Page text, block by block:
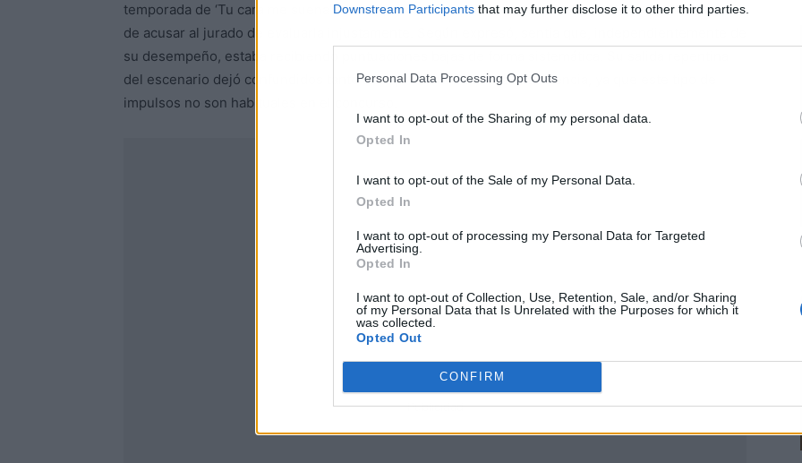
Downstream Participants that may further disclose it to other third parties.
Personal Data Processing Opt Outs
I want to opt-out of the Sharing of my personal data.
Opted In
I want to opt-out of the Sale of my Personal Data.
Opted In
I want to opt-out of processing my Personal Data for Targeted
Advertising.
Opted In
I want to opt-out of Collection, Use, Retention, Sale, and/or Sharing
of my Personal Data that Is Unrelated with the Purposes for which it
was collected.
Opted Out
CONFIRM
temporada de ‘Tu cara me suena’. La actriz y cantante, visiblemente molesta, dejó el plató después
de acusar al jurado de evaluarla injustamente. Según expresó, sentía que, independientemente de
su desempeño, estaba recibiendo puntuaciones bajas de forma sistemática. Su salida repentina
del escenario dejó confundidos tanto a los presentes como a la audiencia, ya que este tipo de
impulsos no son habituales en el concurso.
Publicidad